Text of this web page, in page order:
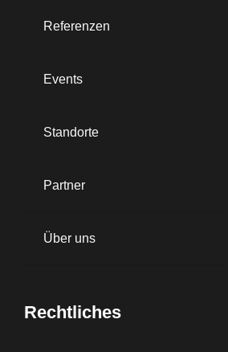
Referenzen
Events
Standorte
Partner
Über uns
Rechtliches